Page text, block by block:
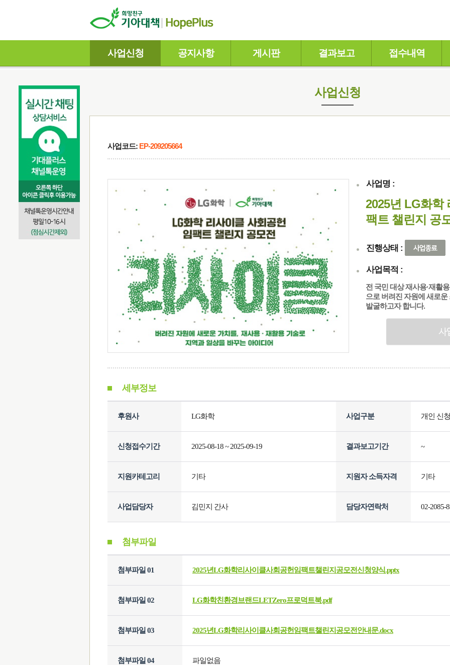
사업신청 공지사항 게시판 결과보고 접수내역
사업신청
사업코드: EP-209205664
사업명 :
2025년 LG화학
팩트 챌린지 공
진행상태 :
사업목적 :
전 국민 대상 재사용·재활
으로 버려진 자원에 새로
발굴하고자 합니다.
세부정보
후원사 LG화학 사업구분 개인 신
신청접수기간 2025-08-18 ~ 2025-09-19 결과보고기간 ~
지원카테고리 기타 지원자 소득자격 기타
사업담당자 김민지 간사 담당자연락처 02-2085-
첨부파일
첨부파일 01 2025년LG화학리사이클사회공헌임팩트챌린지공모전신청양식.pptx
첨부파일 02 LG화학친환경브랜드LETZero프로덕트북.pdf
첨부파일 03 2025년LG화학리사이클사회공헌임팩트챌린지공모전안내문.docx
첨부파일 04 파일없음